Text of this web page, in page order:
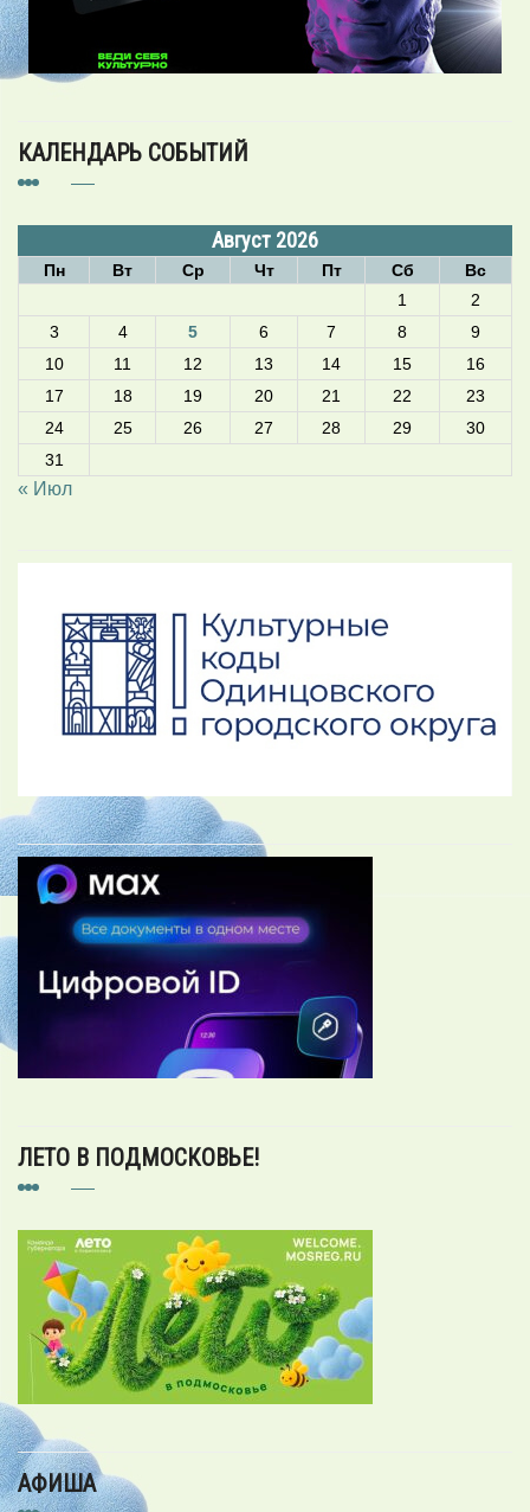
КАЛЕНДАРЬ СОБЫТИЙ
Август 2026
Пн Вт Ср Чт Пт Сб
Вс
1
2
3
4 5 6 7 8
9
10
11 12 13 14 15
16
17
18 19 20 21 22
23
24
25 26 27 28 29
30
31
« Июл
ЛЕТО В ПОДМОСКОВЬЕ!
АФИША